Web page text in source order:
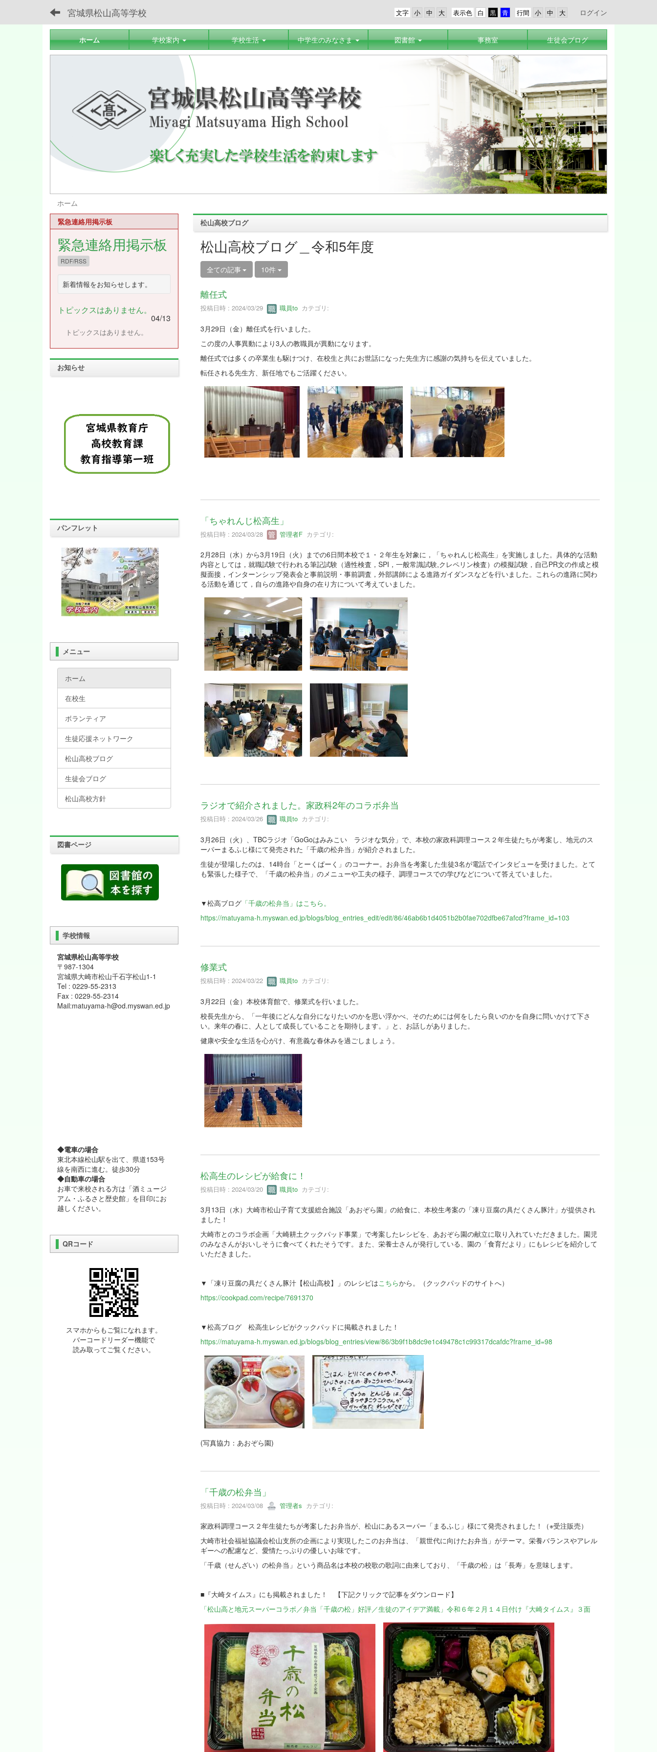
宮城県松山高等学校 行間
表示色
文字 ログイン
ホーム 学校案内 学校生活 中学生のみなさま 図書館 事務室 生徒会ブログ
ホーム
松山高校ブログ
松山高校ブログ＿令和5年度
全ての記事 10件
離任式
投稿日時 : 2024/03/29 職員toカテゴリ:
3月29日（金）離任式を行いました。
この度の人事異動により3人の教職員が異動になります。
離任式では多くの卒業生も駆けつけ、在校生と共にお世話になった先生方に感謝の気持ちを伝えていました。
転任される先生方、新任地でもご活躍ください。
「ちゃれんじ松高生」
投稿日時 : 2024/03/28 管理者Fカテゴリ:
2月28日（水）から3月19日（火）までの6日間本校で１・２年生を対象に，「ちゃれんじ松高生」を実施しました。具体的な活動
内容としては，就職試験で行われる筆記試験（適性検査，SPI，一般常識試験,クレペリン検査）の模擬試験，自己PR文の作成と模
擬面接，インターンシップ発表会と事前説明・事前調査，外部講師による進路ガイダンスなどを行いました。これらの進路に関わ
る活動を通じて，自らの進路や自身の在り方について考えていました。
ラジオで紹介されました。家政科2年のコラボ弁当
投稿日時 : 2024/03/26 職員toカテゴリ:
3月26日（火）、TBCラジオ「GoGoはみみこい ラジオな気分」で、本校の家政科調理コース２年生徒たちが考案し、地元のス
ーパーまるふじ様にて発売された「千歳の松弁当」が紹介されました。
生徒が登場したのは、14時台「とーくぱーく」のコーナー。お弁当を考案した生徒3名が電話でインタビューを受けました。とて
も緊張した様子で、「千歳の松弁当」のメニューや工夫の様子、調理コースでの学びなどについて答えていました。
▼松高ブログ「千歳の松弁当」はこちら。
https://matuyama-h.myswan.ed.jp/blogs/blog_entries_edit/edit/86/46ab6b1d4051b2b0fae702dfbe67afcd?frame_id=103
修業式
投稿日時 : 2024/03/22 職員toカテゴリ:
3月22日（金）本校体育館で、修業式を行いました。
校長先生から、「一年後にどんな自分になりたいのかを思い浮かべ、そのためには何をしたら良いのかを自身に問いかけて下さ
い。来年の春に、人として成長していることを期待します。」と、お話しがありました。
健康や安全な生活を心がけ、有意義な春休みを過ごしましょう。
松高生のレシピが給食に！
投稿日時 : 2024/03/20 職員toカテゴリ:
3月13日（水）大崎市松山子育て支援総合施設「あおぞら園」の給食に、本校生考案の「凍り豆腐の具だくさん豚汁」が提供され
ました！
大崎市とのコラボ企画「大崎耕土クックパッド事業」で考案したレシピを、あおぞら園の献立に取り入れていただきました。園児
のみなさんがおいしそうに食べてくれたそうです。また、栄養士さんが発行している、園の「食育だより」にもレシピを紹介して
いただきました。
▼「凍り豆腐の具だくさん豚汁【松山高校】」のレシピはこちらから。（クックパッドのサイトへ）
https://cookpad.com/recipe/7691370
▼松高ブログ 松高生レシピがクックパッドに掲載されました！
https://matuyama-h.myswan.ed.jp/blogs/blog_entries/view/86/3b9f1b8dc9e1c49478c1c99317dcafdc?frame_id=98
(写真協力：あおぞら園)
「千歳の松弁当」
投稿日時 : 2024/03/08 管理者s カテゴリ:
家政科調理コース２年生徒たちが考案したお弁当が、松山にあるスーパー「まるふじ」様にて発売されました！（※受注販売）
大崎市社会福祉協議会松山支所の企画により実現したこのお弁当は、「親世代に向けたお弁当」がテーマ。栄養バランスやアレル
ギーへの配慮など、愛情たっぷりの優しいお味です。
「千歳（せんざい）の松弁当」という商品名は本校の校歌の歌詞に由来しており、「千歳の松」は「長寿」を意味します。
■『大崎タイムス』にも掲載されました！ 【下記クリックで記事をダウンロード】
「松山高と地元スーパーコラボ／弁当「千歳の松」好評／生徒のアイデア満載」令和６年２月１４日付け『大崎タイムス』３面
緊急連絡用掲示板
緊急連絡用掲示板
RDF/RSS
新着情報をお知らせします。
トピックスはありません。
04/13
トピックスはありません。
お知らせ
パンフレット
メニュー
ホーム
在校生
ボランティア
生徒応援ネットワーク
松山高校ブログ
生徒会ブログ
松山高校方針
図書ページ
学校情報
宮城県松山高等学校
〒987-1304
宮城県大崎市松山千石字松山1-1
Tel : 0229-55-2313
Fax : 0229-55-2314
Mail:matuyama-h@od.myswan.ed.jp
◆電車の場合
東北本線松山駅を出て、県道153号
線を南西に進む。徒歩30分
◆自動車の場合
お車で来校される方は「酒ミュージ
アム・ふるさと歴史館」を目印にお
越しください。
QRコード
スマホからもご覧になれます。
バーコードリーダー機能で
読み取ってご覧ください。